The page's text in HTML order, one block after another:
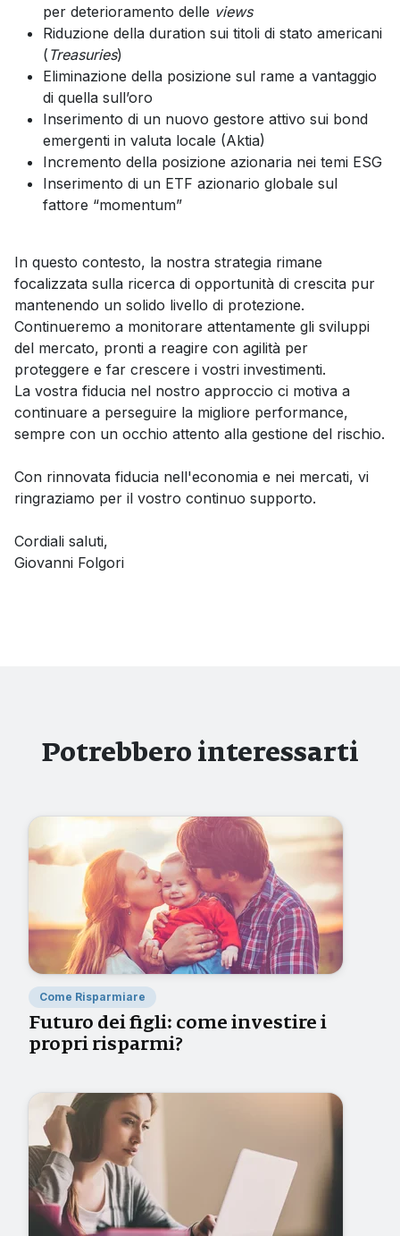
per deterioramento delle views
Riduzione della duration sui titoli di stato americani
( Treasuries)
Eliminazione della posizione sul rame a vantaggio
di quella sull’oro
Inserimento di un nuovo gestore attivo sui bond
emergenti in valuta locale (Aktia)
Incremento della posizione azionaria nei temi ESG
Inserimento di un ETF azionario globale sul
fattore “momentum”
In questo contesto, la nostra strategia rimane
focalizzata sulla ricerca di opportunità di crescita pur
mantenendo un solido livello di protezione.
Continueremo a monitorare attentamente gli sviluppi
del mercato, pronti a reagire con agilità per
proteggere e far crescere i vostri investimenti.
La vostra fiducia nel nostro approccio ci motiva a
continuare a perseguire la migliore performance,
sempre con un occhio attento alla gestione del rischio.
Con rinnovata fiducia nell'economia e nei mercati, vi
ringraziamo per il vostro continuo supporto.
Cordiali saluti,
Giovanni Folgori
Potrebbero interessarti
Come Risparmiare
Futuro dei figli: come investire i
propri risparmi?